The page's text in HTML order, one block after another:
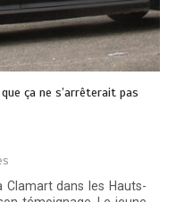
ça ne s’arrêterait pas
Clamart dans les Hauts-